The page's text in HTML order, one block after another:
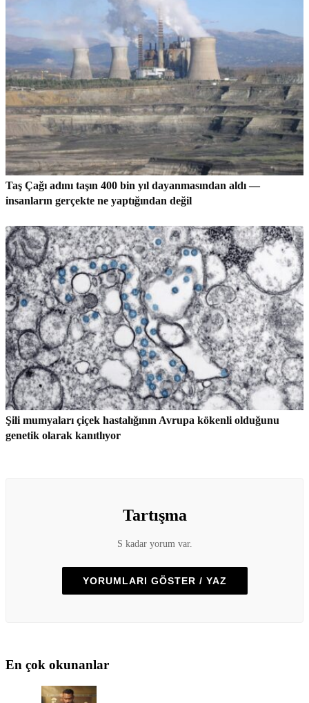
Taş Çağı adını taşın 400 bin yıl dayanmasından aldı —
insanların gerçekte ne yaptığından değil
Şili mumyaları çiçek hastalığının Avrupa kökenli olduğunu
genetik olarak kanıtlıyor
Tartışma
S kadar yorum var.
YORUMLARI GÖSTER / YAZ
En çok okunanlar